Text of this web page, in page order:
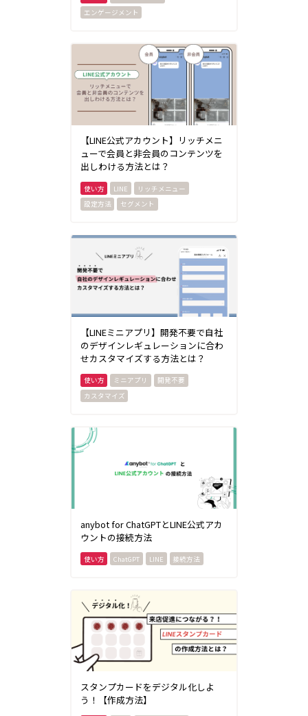
エンゲージメント
【LINE公式アカウント】リッチメニ
ューで会員と非会員のコンテンツを
出しわける方法とは？
LINE
リッチメニュー
設定方法
セグメント
【LINEミニアプリ】開発不要で自社
のデザインレギュレーションに合わ
せカスタマイズする方法とは？
ミニアプリ
開発不要
カスタマイズ
anybot for ChatGPTとLINE公式アカ
ウントの接続方法
ChatGPT LINE 接続方法
スタンプカードをデジタル化しよ
う！【作成方法】